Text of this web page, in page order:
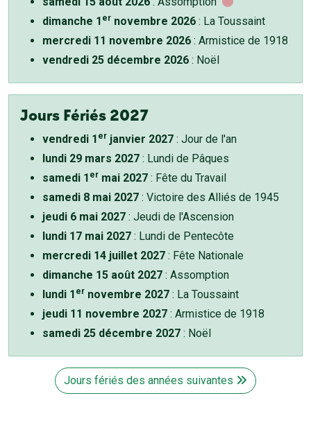
dimanche 1 er novembre 2026 : La Toussaint
mercredi 11 novembre 2026 : Armistice de 1918
vendredi 25 décembre 2026 : Noël
Jours Fériés 2027
vendredi 1 er janvier 2027 : Jour de l'an
lundi 29 mars 2027 : Lundi de Pâques
samedi 1 er mai 2027 : Fête du Travail
samedi 8 mai 2027 : Victoire des Alliés de 1945
jeudi 6 mai 2027 : Jeudi de l'Ascension
lundi 17 mai 2027 : Lundi de Pentecôte
mercredi 14 juillet 2027 : Fête Nationale
dimanche 15 août 2027 : Assomption
lundi 1 er novembre 2027 : La Toussaint
jeudi 11 novembre 2027 : Armistice de 1918
samedi 25 décembre 2027 : Noël
Jours fériés des années suivantes